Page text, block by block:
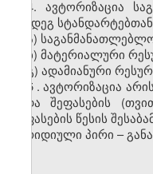
4. ავტორიზაცია
შემდეგ სტანდარტებთან
ა)
ბ) მატერიალური
გ) ადამიანური
5.ავტორიზაცია არის
შიდაშეფასების
შეფასების წესის
იურიდიული პირი –